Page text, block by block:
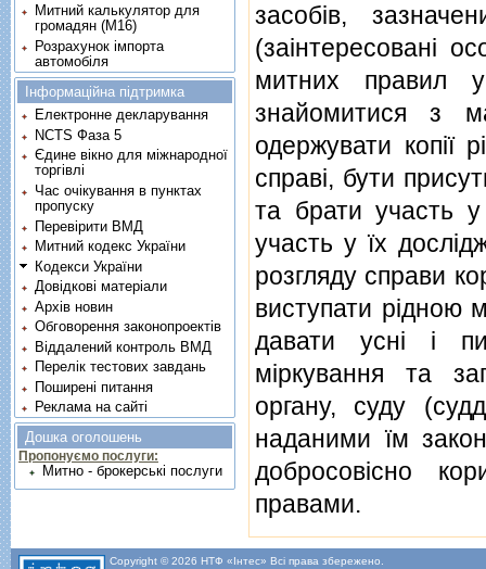
засобiв,
(заiнтересованi
митних правил
знайомитися з
одержувати копiї
справi, бути
та брати участь
участь у їх
розгляду справи
виступати рiдною
давати уснi i
мiркування та
органу, суду
наданими їм
добросовiсно
правами.
Митний калькулятор для
громадян (М16)
Розрахунок імпорта
автомобіля
Інформаційна підтримка
Електронне декларування
NCTS Фаза 5
Єдине вікно для міжнародної
торгівлі
Час очікування в пунктах
пропуску
Перевірити ВМД
Митний кодекс України
Кодекси України
Довідкові матеріали
Архів новин
Обговорення законопроектів
Віддалений контроль ВМД
Перелік тестових завдань
Поширені питання
Реклама на сайті
Дошка оголошень
Пропонуємо послуги:
Митно - брокерські послуги
Copyright © 2026 НТФ «Інтес» Всі права збережено.